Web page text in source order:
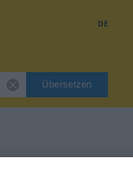
DE
Übersetzen